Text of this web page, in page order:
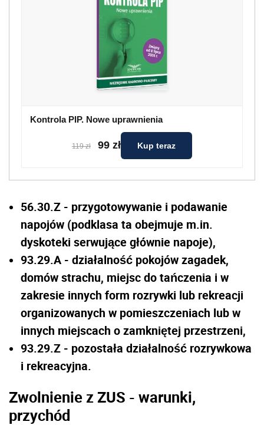
Kontrola PIP. Nowe uprawnienia
119 zł 99 zł Kup teraz
56.30.Z - przygotowywanie i podawanie
napojów (podklasa ta obejmuje m.in.
dyskoteki serwujące głównie napoje),
93.29.A - działalność pokojów zagadek,
domów strachu, miejsc do tańczenia i w
zakresie innych form rozrywki lub rekreacji
organizowanych w pomieszczeniach lub w
innych miejscach o zamkniętej przestrzeni,
93.29.Z - pozostała działalność rozrywkowa
i rekreacyjna.
Zwolnienie z ZUS - warunki,
przychód